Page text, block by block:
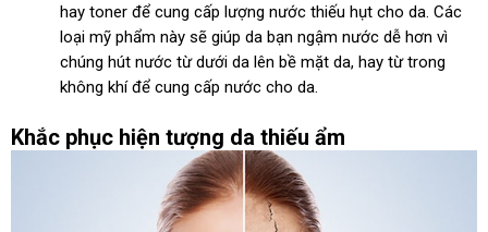
hay toner để cung cấp lượng nước thiếu hụt cho da. Các
loại mỹ phẩm này sẽ giúp da bạn ngậm nước dễ hơn vì
chúng hút nước từ dưới da lên bề mặt da, hay từ trong
không khí để cung cấp nước cho da.
Khắc phục hiện tượng da thiếu ẩm